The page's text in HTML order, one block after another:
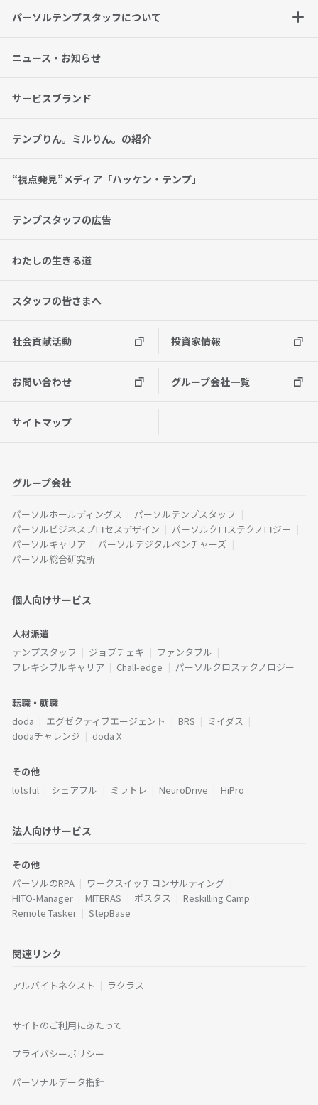
パーソルテンプスタッフについて
ニュース・お知らせ
サービスブランド
テンプりん。ミルりん。の紹介
“視点発見”メディア「ハッケン・テンプ」
テンプスタッフの広告
わたしの生きる道
スタッフの皆さまへ
社会貢献活動 投資家情報
お問い合わせ グループ会社一覧
サイトマップ
グループ会社
パーソルホールディングス
パーソルテンプスタッフ
パーソルビジネスプロセスデザイン
パーソルクロステクノロジー
パーソルキャリア
パーソルデジタルベンチャーズ
パーソル総合研究所
個人向けサービス
人材派遣
テンプスタッフ
ジョブチェキ
ファンタブル
フレキシブルキャリア
Chall-edge パーソルクロステクノロジー
転職・就職
doda
エグゼクティブエージェント BRS
ミイダス
dodaチャレンジ
doda X
その他
lotsful
シェアフル ミラトレ NeuroDrive HiPro
法人向けサービス
その他
パーソルのRPA
ワークスイッチコンサルティング
HITO-Manager
MITERAS ポスタス
Reskilling Camp
Remote Tasker
StepBase
関連リンク
アルバイトネクスト ラクラス
サイトのご利用にあたって
プライバシーポリシー
パーソナルデータ指針